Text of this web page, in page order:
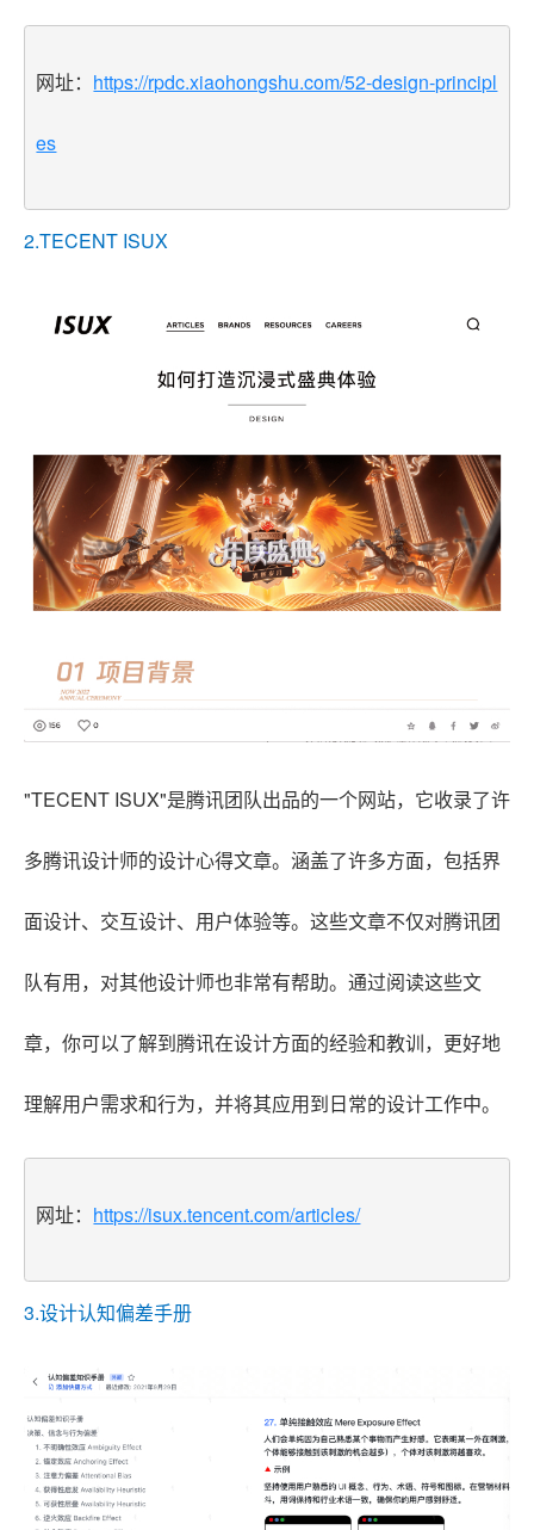
网址： https://rpdc.xiaohongshu.com/52-design-principl
es
2.TECENT ISUX
"TECENT ISUX"是腾讯团队出品的一个网站，它收录了许
多腾讯设计师的设计心得文章。涵盖了许多方面，包括界
面设计、交互设计、用户体验等。这些文章不仅对腾讯团
队有用，对其他设计师也非常有帮助。通过阅读这些文
章，你可以了解到腾讯在设计方面的经验和教训，更好地
理解用户需求和行为，并将其应用到日常的设计工作中。
网址： https://isux.tencent.com/articles/
3.设计认知偏差手册